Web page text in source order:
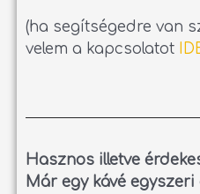
(ha segítségedre van
velem a kapcsolatot
Hasznos illetve
Már egy kávé